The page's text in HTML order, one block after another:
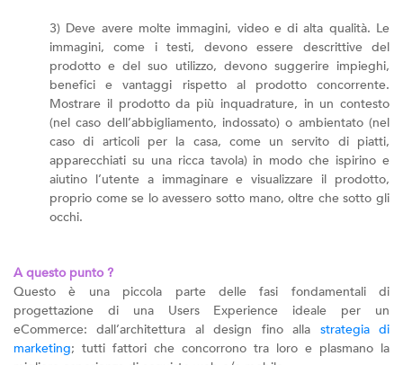
3) Deve avere molte immagini, video e di alta qualità. Le
immagini, come i testi, devono essere descrittive del
prodotto e del suo utilizzo, devono suggerire impieghi,
benefici e vantaggi rispetto al prodotto concorrente.
Mostrare il prodotto da più inquadrature, in un contesto
(nel caso dell’abbigliamento, indossato) o ambientato (nel
caso di articoli per la casa, come un servito di piatti,
apparecchiati su una ricca tavola) in modo che ispirino e
aiutino l’utente a immaginare e visualizzare il prodotto,
proprio come se lo avessero sotto mano, oltre che sotto gli
occhi.
A questo punto ?
Questo è una piccola parte delle fasi fondamentali di
progettazione di una Users Experience ideale per un
eCommerce: dall’architettura al design fino alla strategia di
marketing; tutti fattori che concorrono tra loro e plasmano la